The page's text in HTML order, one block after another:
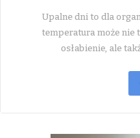
Upalne dni to dla
temperatura może nie
osłabienie, ale